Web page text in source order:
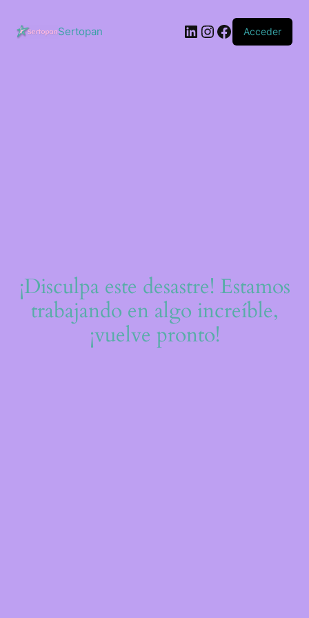
contenido
Sertopan LinkedIn
Instagram
Facebook
Acceder
¡Disculpa este desastre! Estamos
trabajando en algo increíble,
¡vuelve pronto!